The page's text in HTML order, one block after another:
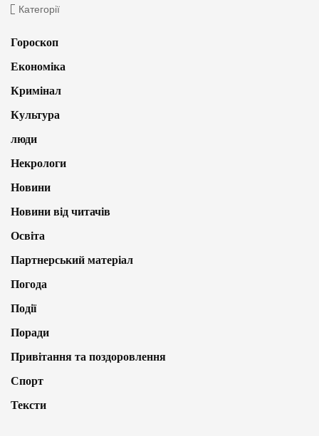
Категорії
Гороскоп
Економіка
Кримінал
Культура
люди
Некрологи
Новини
Новини від читачів
Освіта
Партнерський матеріал
Погода
Події
Поради
Привітання та поздоровлення
Спорт
Тексти